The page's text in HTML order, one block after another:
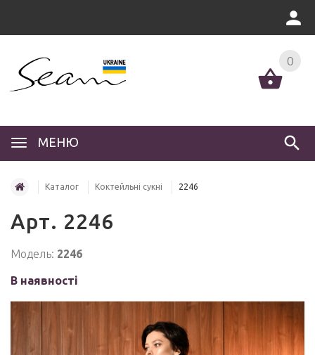
МЕНЮ
0
Каталог Коктейльні сукні 2246
Арт. 2246
Модель: 2246
В наявності